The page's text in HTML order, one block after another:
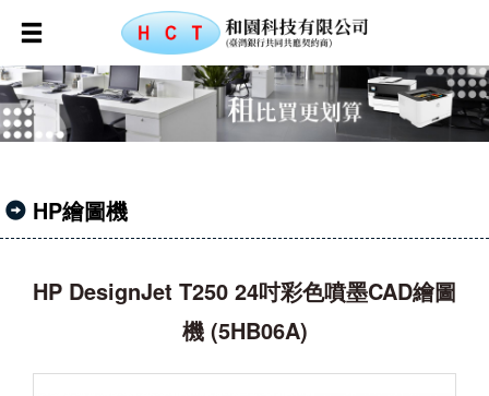
HP繪圖機
HP DesignJet T250 24吋彩色噴墨CAD繪圖
機 (5HB06A)